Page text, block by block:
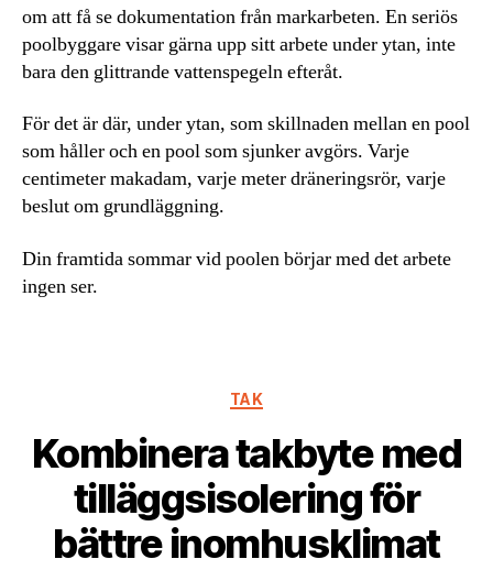
om att få se dokumentation från markarbeten. En seriös
poolbyggare visar gärna upp sitt arbete under ytan, inte
bara den glittrande vattenspegeln efteråt.
För det är där, under ytan, som skillnaden mellan en pool
som håller och en pool som sjunker avgörs. Varje
centimeter makadam, varje meter dräneringsrör, varje
beslut om grundläggning.
Din framtida sommar vid poolen börjar med det arbete
ingen ser.
Kategorier
TAK
Kombinera takbyte med
tilläggsisolering för
bättre inomhusklimat